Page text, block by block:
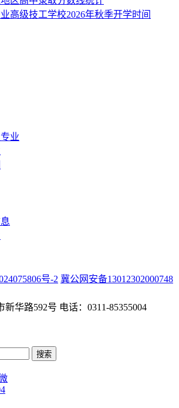
高级技工学校2026年秋季开学时间
业
号-2 冀公网安备13012302000748
华路592号 电话：0311-85355004